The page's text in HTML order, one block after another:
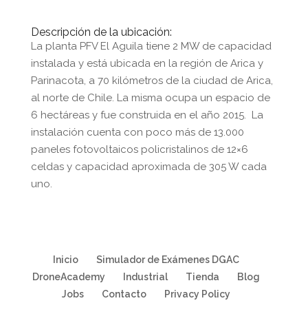
Descripción de la ubicación:
La planta PFV El Aguila tiene 2 MW de capacidad
instalada y está ubicada en la región de Arica y
Parinacota, a 70 kilómetros de la ciudad de Arica,
al norte de Chile. La misma ocupa un espacio de
6 hectáreas y fue construida en el año 2015. La
instalación cuenta con poco más de 13.000
paneles fotovoltaicos policristalinos de 12×6
celdas y capacidad aproximada de 305 W cada
uno.
Inicio
Simulador de Exámenes DGAC
DroneAcademy
Industrial Tienda
Blog
Jobs
Contacto Privacy Policy